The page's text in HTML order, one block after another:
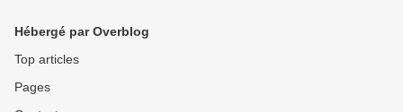
Hébergé par Overblog
Top articles
Pages